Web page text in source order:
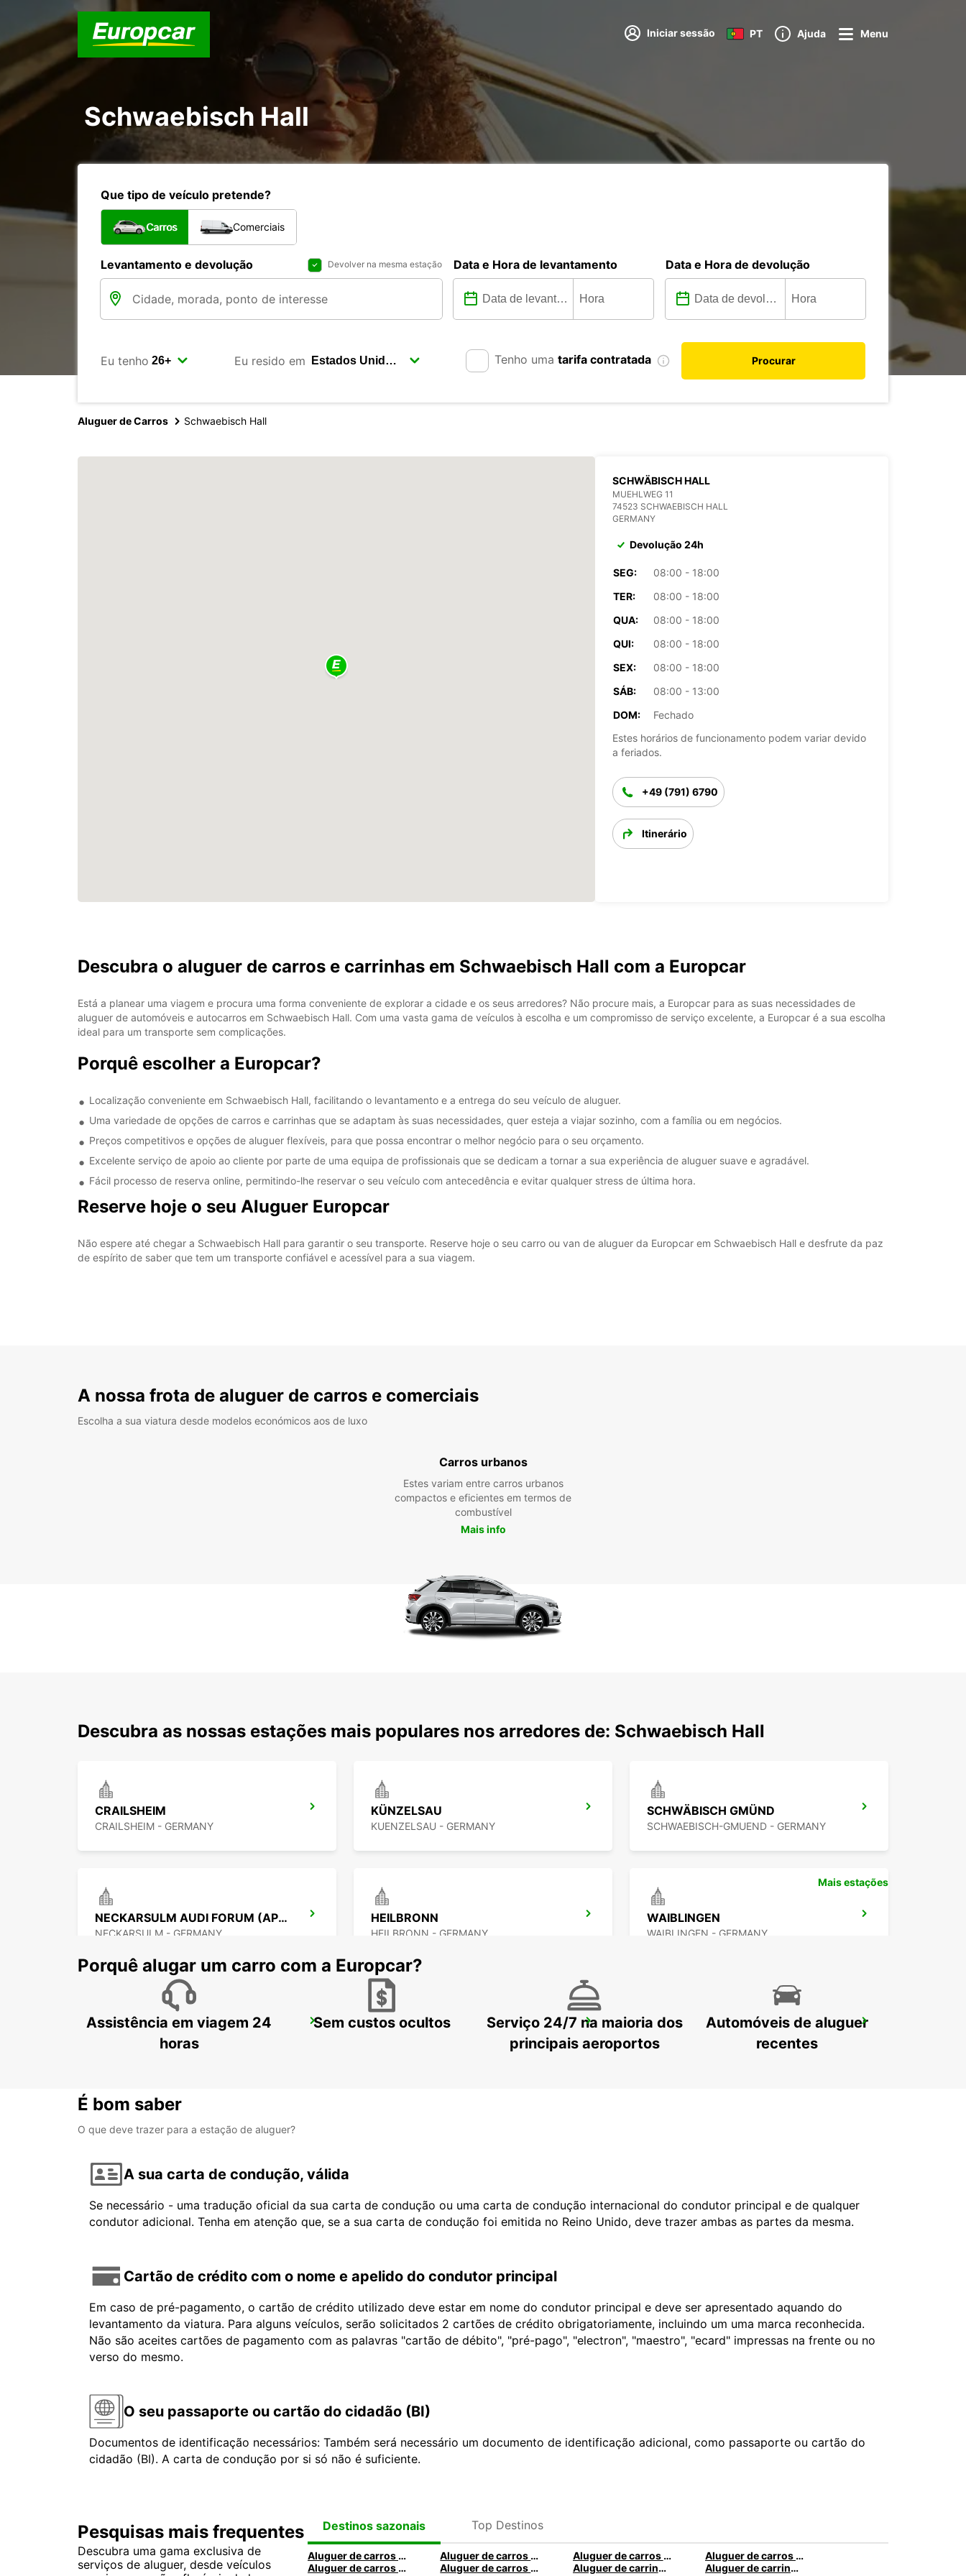
Iniciar sessão PT Ajuda Menu
Schwaebisch Hall
Que tipo de veículo pretende?
Carros Comerciais
Levantamento e devolução Devolver na mesma estação Data e Hora de levantamento Data e Hora de devolução
Eu tenho Eu resido em Tenho uma tarifa contratada Procurar
Aluguer de Carros Schwaebisch Hall
SCHWÄBISCH HALL
MUEHLWEG 11
74523 SCHWAEBISCH HALL
GERMANY
Devolução 24h
SEG:
08:00 - 18:00
TER:
08:00 - 18:00
QUA:
08:00 - 18:00
QUI:
08:00 - 18:00
SEX:
08:00 - 18:00
SÁB:
08:00 - 13:00
DOM:
Fechado
Estes horários de funcionamento podem variar devido
a feriados.
+49 (791) 6790
Itinerário
Descubra o aluguer de carros e carrinhas em Schwaebisch Hall com a Europcar
Está a planear uma viagem e procura uma forma conveniente de explorar a cidade e os seus arredores? Não procure mais, a Europcar para as suas necessidades de
aluguer de automóveis e autocarros em Schwaebisch Hall. Com uma vasta gama de veículos à escolha e um compromisso de serviço excelente, a Europcar é a sua escolha
ideal para um transporte sem complicações.
Porquê escolher a Europcar?
Localização conveniente em Schwaebisch Hall, facilitando o levantamento e a entrega do seu veículo de aluguer.
Uma variedade de opções de carros e carrinhas que se adaptam às suas necessidades, quer esteja a viajar sozinho, com a família ou em negócios.
Preços competitivos e opções de aluguer flexíveis, para que possa encontrar o melhor negócio para o seu orçamento.
Excelente serviço de apoio ao cliente por parte de uma equipa de profissionais que se dedicam a tornar a sua experiência de aluguer suave e agradável.
Fácil processo de reserva online, permitindo-lhe reservar o seu veículo com antecedência e evitar qualquer stress de última hora.
Reserve hoje o seu Aluguer Europcar
Não espere até chegar a Schwaebisch Hall para garantir o seu transporte. Reserve hoje o seu carro ou van de aluguer da Europcar em Schwaebisch Hall e desfrute da paz
de espírito de saber que tem um transporte confiável e acessível para a sua viagem.
A nossa frota de aluguer de carros e comerciais
Escolha a sua viatura desde modelos económicos aos de luxo
Carros urbanos
Estes variam entre carros urbanos
compactos e eficientes em termos de
combustível
Mais info
Descubra as nossas estações mais populares nos arredores de: Schwaebisch Hall
CRAILSHEIM
CRAILSHEIM - GERMANY
KÜNZELSAU
KUENZELSAU - GERMANY
SCHWÄBISCH GMÜND
SCHWAEBISCH-GMUEND - GERMANY
NECKARSULM AUDI FORUM (APENAS DEVOLUÇÃO)
NECKARSULM - GERMANY
HEILBRONN
HEILBRONN - GERMANY
WAIBLINGEN
WAIBLINGEN - GERMANY
GOEPPINGEN
GOEPPINGEN - GERMANY
LUDWIGSBURGO ESSLINGEN
ESSLINGEN - GERMANY
Mais estações
Porquê alugar um carro com a Europcar?
Assistência em viagem 24
horas
Sem custos ocultos
Serviço 24/7 na maioria dos
principais aeroportos
Automóveis de aluguer
recentes
É bom saber
O que deve trazer para a estação de aluguer?
A sua carta de condução, válida
Se necessário - uma tradução oficial da sua carta de condução ou uma carta de condução internacional do condutor principal e de qualquer
condutor adicional. Tenha em atenção que, se a sua carta de condução foi emitida no Reino Unido, deve trazer ambas as partes da mesma.
Cartão de crédito com o nome e apelido do condutor principal
Em caso de pré-pagamento, o cartão de crédito utilizado deve estar em nome do condutor principal e deve ser apresentado aquando do
levantamento da viatura. Para alguns veículos, serão solicitados 2 cartões de crédito obrigatoriamente, incluindo um uma marca reconhecida.
Não são aceites cartões de pagamento com as palavras "cartão de débito", "pré-pago", "electron", "maestro", "ecard" impressas na frente ou no
verso do mesmo.
O seu passaporte ou cartão do cidadão (BI)
Documentos de identificação necessários: Também será necessário um documento de identificação adicional, como passaporte ou cartão do
cidadão (BI). A carta de condução por si só não é suficiente.
Pesquisas mais frequentes
Descubra uma gama exclusiva de
serviços de aluguer, desde veículos
Destinos sazonais Top Destinos
Aluguer de carros em Roma Aluguer de carros em Madrid Aluguer de carros em Málaga
Aluguer de carros em Caldas da Rainha
Aluguer de carros em Santa Maria da Feira
Aluguer de carros em Nice Aluguer de carrinhas em Nice
Aluguer de carrinhas em Santa Maria da Feira